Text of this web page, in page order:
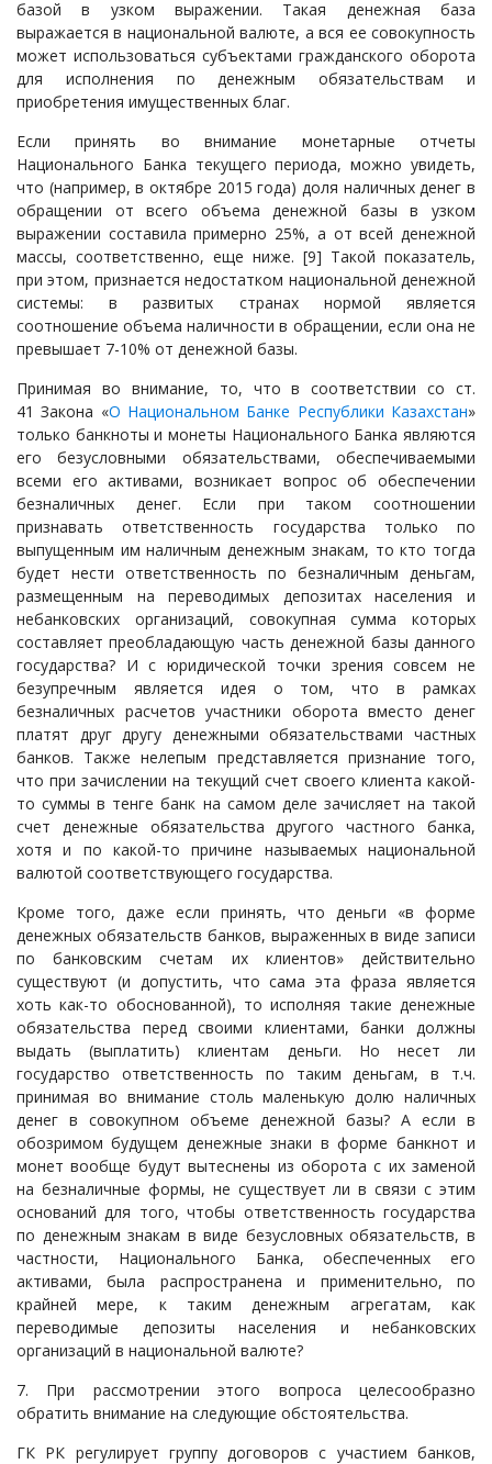
базой в узком выражении. Такая денежная база
выражается в национальной валюте, а вся ее совокупность
может использоваться субъектами гражданского оборота
для исполнения по денежным обязательствам и
приобретения имущественных благ.
Если принять во внимание монетарные отчеты
Национального Банка текущего периода, можно увидеть,
что (например, в октябре 2015 года) доля наличных денег в
обращении от всего объема денежной базы в узком
выражении составила примерно 25%, а от всей денежной
массы, соответственно, еще ниже. [9] Такой показатель,
при этом, признается недостатком национальной денежной
системы: в развитых странах нормой является
соотношение объема наличности в обращении, если она не
превышает 7-10% от денежной базы.
Принимая во внимание, то, что в соответствии со ст.
41 Закона «О Национальном Банке Республики Казахстан»
только банкноты и монеты Национального Банка являются
его безусловными обязательствами, обеспечиваемыми
всеми его активами, возникает вопрос об обеспечении
безналичных денег. Если при таком соотношении
признавать ответственность государства только по
выпущенным им наличным денежным знакам, то кто тогда
будет нести ответственность по безналичным деньгам,
размещенным на переводимых депозитах населения и
небанковских организаций, совокупная сумма которых
составляет преобладающую часть денежной базы данного
государства? И с юридической точки зрения совсем не
безупречным является идея о том, что в рамках
безналичных расчетов участники оборота вместо денег
платят друг другу денежными обязательствами частных
банков. Также нелепым представляется признание того,
что при зачислении на текущий счет своего клиента какой-
то суммы в тенге банк на самом деле зачисляет на такой
счет денежные обязательства другого частного банка,
хотя и по какой-то причине называемых национальной
валютой соответствующего государства.
Кроме того, даже если принять, что деньги «в форме
денежных обязательств банков, выраженных в виде записи
по банковским счетам их клиентов» действительно
существуют (и допустить, что сама эта фраза является
хоть как-то обоснованной), то исполняя такие денежные
обязательства перед своими клиентами, банки должны
выдать (выплатить) клиентам деньги. Но несет ли
государство ответственность по таким деньгам, в т.ч.
принимая во внимание столь маленькую долю наличных
денег в совокупном объеме денежной базы? А если в
обозримом будущем денежные знаки в форме банкнот и
монет вообще будут вытеснены из оборота с их заменой
на безналичные формы, не существует ли в связи с этим
оснований для того, чтобы ответственность государства
по денежным знакам в виде безусловных обязательств, в
частности, Национального Банка, обеспеченных его
активами, была распространена и применительно, по
крайней мере, к таким денежным агрегатам, как
переводимые депозиты населения и небанковских
организаций в национальной валюте?
7. При рассмотрении этого вопроса целесообразно
обратить внимание на следующие обстоятельства.
ГК РК регулирует группу договоров с участием банков,